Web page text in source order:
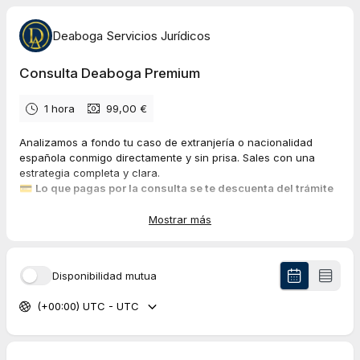
Deaboga Servicios Jurídicos
Consulta Deaboga Premium
1 hora 99,00 €
Analizamos a fondo tu caso de extranjería o nacionalidad
española conmigo directamente y sin prisa. Sales con una
estrategia completa y clara.
💳 Lo que pagas por la consulta se te descuenta del trámite
mes siguiente a tu consulta).
durante la semana siguiente y puedes elegir que
la consulta seapresencialen nuestra oficina de Madrid.
Mostrar más
Disponibilidad mutua
(+00:00) UTC - UTC